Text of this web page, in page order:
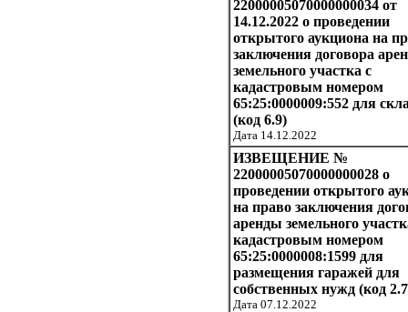
22000005070000000034 от
14.12.2022 о проведении
открытого аукциона на
заключения договора
земельного участка с
кадастровым номером
65:25:0000009:552 для
(код 6.9)
Дата 14.12.2022
ИЗВЕЩЕНИЕ №
22000005070000000028 о
проведении открытого
на право заключения
аренды земельного
кадастровым номером
65:25:0000008:1599 для
размещения гаражей для
собственных нужд (код
Дата 07.12.2022